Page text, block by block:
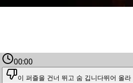
00:00
이 퍼즐을 건너 뛰고 숨 깁니다뛰어 올라